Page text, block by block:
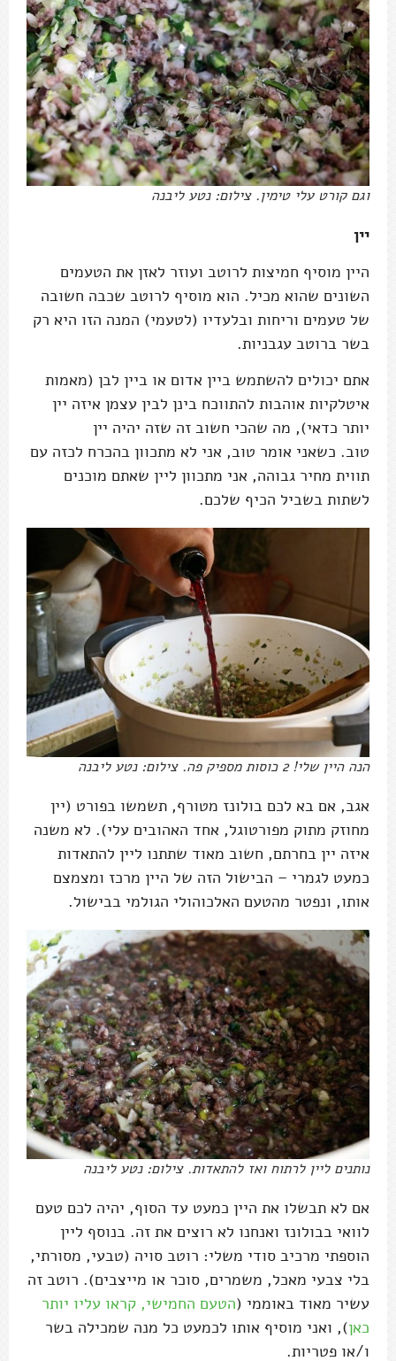
וגם קורט עלי טימין. צילום: נטע ליבנה
יין
היין מוסיף חמיצות לרוטב ועוזר לאזן את הטעמים
השונים שהוא מכיל. הוא מוסיף לרוטב שכבה חשובה
של טעמים וריחות ובלעדיו (לטעמי) המנה הזו היא רק
בשר ברוטב עגבניות.
אתם יכולים להשתמש ביין אדום או ביין לבן (מאמות
איטלקיות אוהבות להתווכח בינן לבין עצמן איזה יין
יותר כדאי), מה שהכי חשוב זה שזה יהיה יין
טוב. כשאני אומר טוב, אני לא מתכוון בהכרח לכזה עם
תווית מחיר גבוהה, אני מתכוון ליין שאתם מוכנים
לשתות בשביל הכיף שלכם.
הנה היין שלי! 2 כוסות מספיק פה. צילום: נטע ליבנה
אגב, אם בא לכם בולונז מטורף, תשמשו בפורט (יין
מחוזק מתוק מפורטוגל, אחד האהובים עלי). לא משנה
איזה יין בחרתם, חשוב מאוד שתתנו ליין להתאדות
כמעט לגמרי – הבישול הזה של היין מרכז ומצמצם
אותו, ונפטר מהטעם האלכוהולי הגולמי בבישול.
נותנים ליין לרתוח ואז להתאדות. צילום: נטע ליבנה
אם לא תבשלו את היין כמעט עד הסוף, יהיה לכם טעם
לוואי בבולונז ואנחנו לא רוצים את זה. בנוסף ליין
הוספתי מרכיב סודי משלי: רוטב סויה (טבעי, מסורתי,
בלי צבעי מאכל, משמרים, סוכר או מייצבים). רוטב זה
עשיר מאוד באוממי (הטעם החמישי, קראו עליו יותר
כאן), ואני מוסיף אותו לכמעט כל מנה שמכילה בשר
ו/או פטריות.